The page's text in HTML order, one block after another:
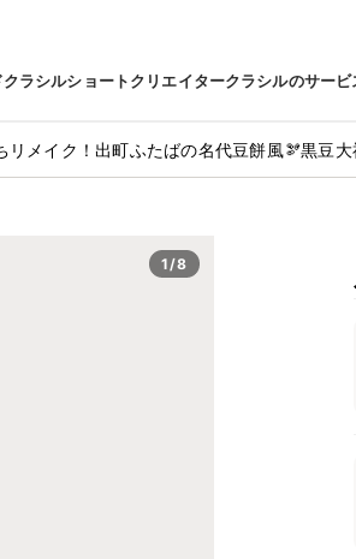
クラシルショートクリエイタークラシルのサービ
リメイク！出町ふたばの名代豆餅風🫘黒豆大
1/8